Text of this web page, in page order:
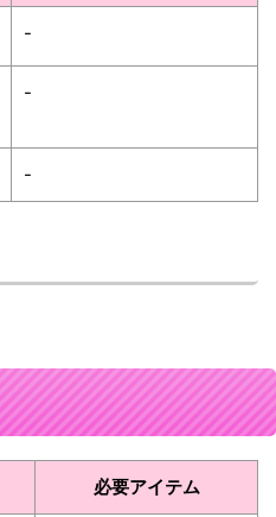
-
-
-
必要アイテム